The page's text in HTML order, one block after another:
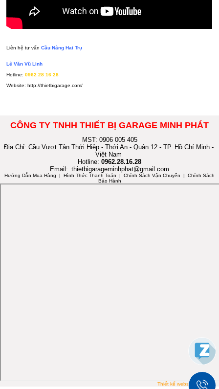
Liên hệ tư vấnCầu Nâng Hai Trụ
Lê Văn Vũ Linh
Hotline: 0962 28 16 28
Website:http://thietbigarage.com/
CÔNG TY TNHH THIẾT BỊ GARAGE MINH PHÁT
MST: 0906 005 405
Địa Chỉ: Cầu Vượt Tân Thới Hiệp - Thới An - Quận 12 - TP. Hồ Chí Minh -
Việt Nam
Hotline: 0962.28.16.28
Email: thietbigarageminhphat@gmail.com
Hướng Dẫn Mua Hàng | Hình Thức Thanh Toán | Chính Sách Vận Chuyển | Chính Sách
Bảo Hành
Thiết kế website PTIT.VN